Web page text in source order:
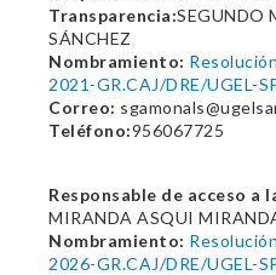
Transparencia:SEGUNDO
SÁNCHEZ
Nombramiento:
2021-GR.CAJ/DRE/UGEL-
Correo:
Teléfono:956067725
Responsable de acceso a
MIRANDA ASQUI
Nombramiento:
2026-GR.CAJ/DRE/UGEL-